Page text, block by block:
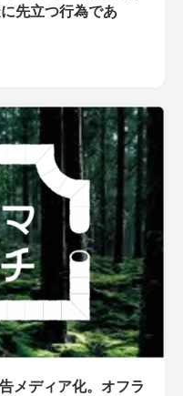
先立つ行為であ
メディア化。オフラ